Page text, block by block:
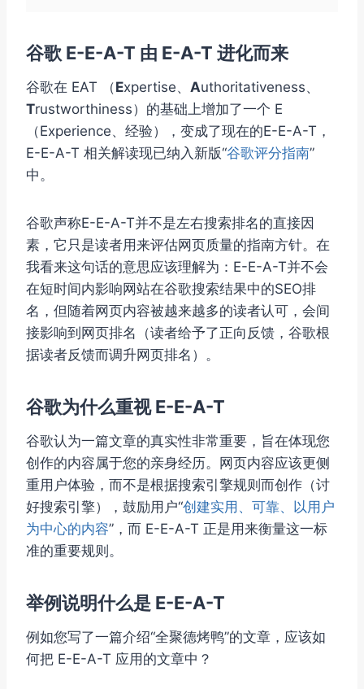
谷歌 E-E-A-T 由 E-A-T 进化而来
谷歌在 EAT （Expertise、 Authoritativeness、
Trustworthiness）的基础上增加了一个 E
（Experience、经验）‌，变成了现在的E-E-A-T，
E-E-A-T 相关解读现已纳入新版“谷歌评分指南”
中。
谷歌声称E-E-A-T并不是左右搜索排名的直接因
素，它只是读者用来评估网页质量的指南方针。在
我看来这句话的意思应该理解为：E-E-A-T并不会
在短时间内影响网站在谷歌搜索结果中的SEO排
名，但随着网页内容被越来越多的读者认可，会间
接影响到网页排名（读者给予了正向反馈，谷歌根
据读者反馈而调升网页排名）。
谷歌为什么重视 E-E-A-T
谷歌认为一篇文章的真实性非常重要，旨在体现您
创作的内容属于您的亲身经历。网页内容应该更侧
重用户体验，而不是根据搜索引擎规则而创作（讨
好搜索引擎），鼓励用户“创建实用、可靠、以用户
为中心的内容”，而 E-E-A-T 正是用来衡量这一标
准的重要规则。
举例说明什么是 E-E-A-T
例如您写了一篇介绍“全聚德烤鸭”的文章，应该如
何把 E-E-A-T 应用的文章中？